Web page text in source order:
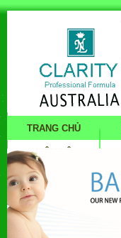
TRANG CHỦ
LIÊN HỆ